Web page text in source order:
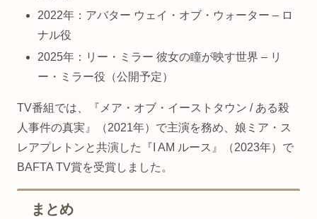
2022年：アバター ウェイ・オブ・ウォーター – ロ
ナル役
2025年：リー・ミラー 彼女の瞳が映す世界 – リ
ー・ミラー役（公開予定）
TV番組では、『メア・オブ・イーストタウン / ある殺
人事件の真実』（2021年）で主演を務め、娘ミア・ス
レアプレトンと共演した『I AM ルース』（2023年）で
BAFTA TV賞を受賞しました。
まとめ